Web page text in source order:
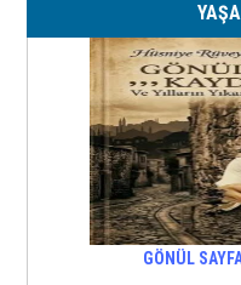
GÖNÜL